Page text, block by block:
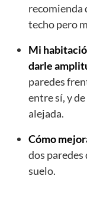
recomienda
techo pero
Mi
darle
paredes
entre sí, y
alejada.
Cómo
dos paredes
suelo.